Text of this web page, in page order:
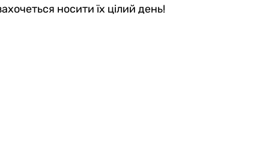
носити їх цілий день!